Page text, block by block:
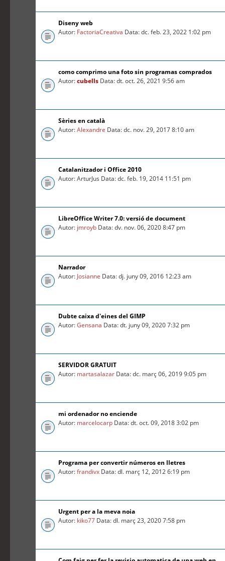
Diseny web
Autor: FactoriaCreativa Data: dc. feb. 23, 2022 1:02 pm
como comprimo una foto sin programas comprados
Autor:cubells Data: dt. oct. 26, 2021 9:56 am
Sèries en català
Autor:Alexandre Data: dc. nov. 29, 2017 8:10 am
Catalanitzador i Office 2010
Autor: ArturJus Data: dc. feb. 19, 2014 11:51 pm
LibreOffice Writer 7.0: versió de document
Autor: jmroyb Data: dv. nov. 06, 2020 8:47 pm
Narrador
Autor: Josianne Data: dj. juny 09, 2016 12:23 am
Dubte caixa d'eines del GIMP
Autor:Gensana Data: dt. juny 09, 2020 7:32 pm
SERVIDOR GRATUIT
Autor: martasalazar Data: dc. març 06, 2019 9:05 pm
mi ordenador no enciende
Autor: marcelocarp Data: dt. oct. 09, 2018 3:02 pm
Programa per convertir números en lletres
Autor:frandivx Data: dl. març 12, 2012 6:19 pm
Urgent per a la meva noia
Autor: kiko77 Data: dl. març 23, 2020 7:58 pm